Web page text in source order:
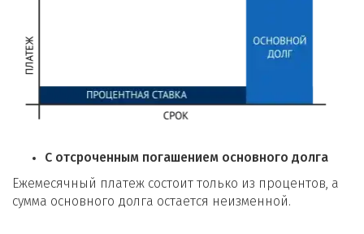
С отсроченным погашением основного долга
Ежемесячный платеж состоит только из процентов, а
сумма основного долга остается неизменной.